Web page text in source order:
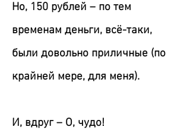
Но, 150 рублей – по тем
временам деньги, всё-таки,
были довольно приличные (по
крайней мере, для меня).
И, вдруг – О, чудо!